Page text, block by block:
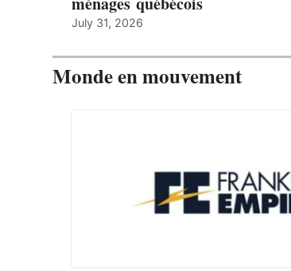
July 31, 2026
Monde en mouvement